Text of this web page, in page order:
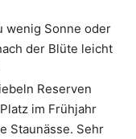
wenig Sonne oder
der Blüte leicht
Reserven
im Frühjahr
Staunässe. Sehr